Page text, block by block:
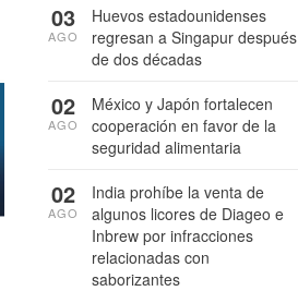
Huevos estadounidenses
regresan a Singapur después
de dos décadas
03
AGO
México y Japón fortalecen
cooperación en favor de la
seguridad alimentaria
02
AGO
India prohíbe la venta de
algunos licores de Diageo e
Inbrew por infracciones
relacionadas con
saborizantes
02
AGO